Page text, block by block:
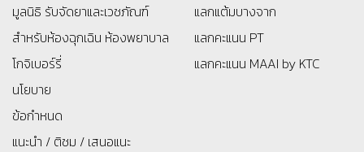
มูลนิธิ รับจัดยาและเวชภัณฑ์
สำหรับห้องฉุกเฉิน ห้องพยาบาล
โกจิเบอร์รี่
นโยบาย
ข้อกำหนด
แนะนำ / ติชม / เสนอแนะ
แลกแต้มบางจาก
แลกคะแนน PT
แลกคะแนน MAAI by KTC